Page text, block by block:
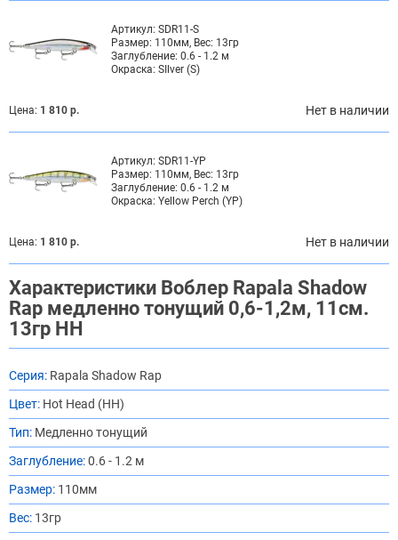
Артикул: SDR11-S
Размер: 110мм, Вес: 13гр
Заглубление: 0.6 - 1.2 м
Окраска: SIlver (S)
Цена: 1 810 р. Нет в наличии
Артикул: SDR11-YP
Размер: 110мм, Вес: 13гр
Заглубление: 0.6 - 1.2 м
Окраска: Yellow Perch (YP)
Цена: 1 810 р. Нет в наличии
Характеристики Воблер Rapala Shadow
Rap медленно тонущий 0,6-1,2м, 11см.
13гр HH
Серия: Rapala Shadow Rap
Цвет: Hot Head (HH)
Тип: Медленно тонущий
Заглубление:0.6 - 1.2 м
Размер: 110мм
Вес: 13гр